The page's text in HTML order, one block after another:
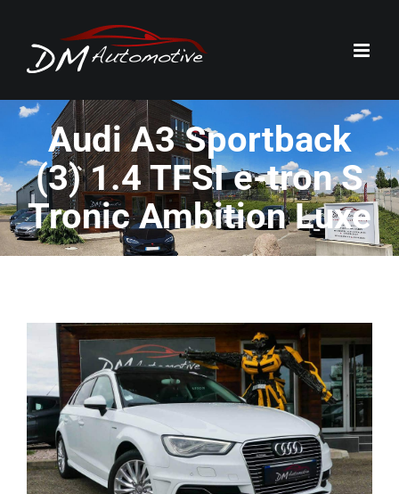
contenu
Audi A3 Sportback
(3) 1.4 TFSI e-tron S
Tronic Ambition Luxe